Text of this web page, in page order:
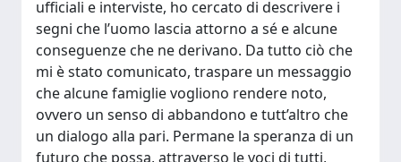
ufficiali e interviste, ho cercato di descrivere i
segni che l’uomo lascia attorno a sé e alcune
conseguenze che ne derivano. Da tutto ciò che
mi è stato comunicato, traspare un messaggio
che alcune famiglie vogliono rendere noto,
ovvero un senso di abbandono e tutt’altro che
un dialogo alla pari. Permane la speranza di un
futuro che possa, attraverso le voci di tutti,